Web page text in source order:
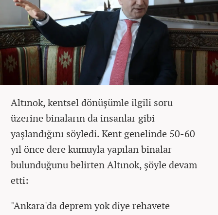
Altınok, kentsel dönüşümle ilgili soru
üzerine binaların da insanlar gibi
yaşlandığını söyledi. Kent genelinde 50-60
yıl önce dere kumuyla yapılan binalar
bulunduğunu belirten Altınok, şöyle devam
etti:
"Ankara'da deprem yok diye rehavete